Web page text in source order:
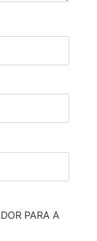
PARA A